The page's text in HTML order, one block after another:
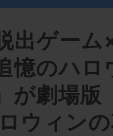
出ゲー
憶のハロ
が劇場版
ウィン